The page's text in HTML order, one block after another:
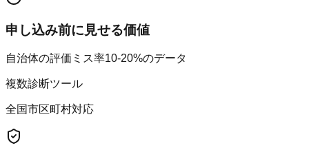
申し込み前に見せる価値
自治体の評価ミス率10-20%のデータ
複数診断ツール
全国市区町村対応